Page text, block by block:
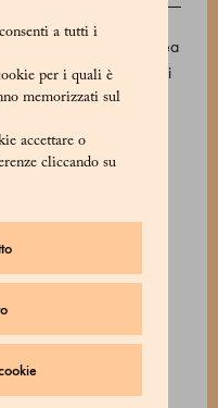
a tutti i
per i quali è
memorizzati sul
accettare o
cliccando su
purea di limone, purea
di albicocca, purea di
purea di mele,
scorzone d'arancia
fruttosio, zucchero),
mandarino, sciroppo
semicandite
zucchero,
candito (scorza di
zucchero), vaniglia
di vaniglia,
vaniglia esausti,
arancia, olio
(e440i, saccarosio,